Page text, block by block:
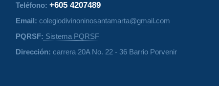
Teléfono: +605 4207489
Email: colegiodivinoninosantamarta@gmail.com
PQRSF: Sistema PQRSF
Dirección: carrera 20A No. 22 - 36 Barrio Porvenir